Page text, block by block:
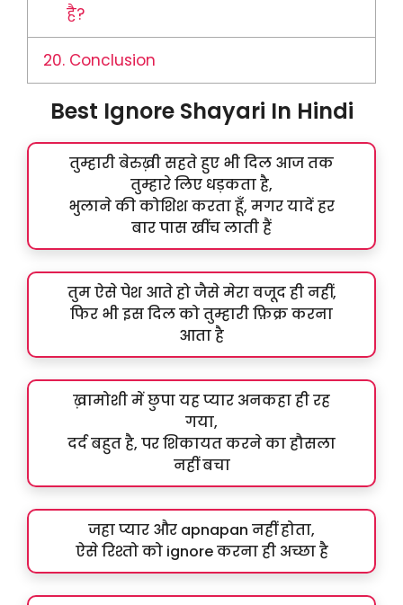
है?
20. Conclusion
Best Ignore Shayari In Hindi
तुम्हारी बेरुख़ी सहते हुए भी दिल आज तक
तुम्हारे लिए धड़कता है,
भुलाने की कोशिश करता हूँ, मगर यादें हर
बार पास खींच लाती हैं
तुम ऐसे पेश आते हो जैसे मेरा वजूद ही नहीं,
फिर भी इस दिल को तुम्हारी फ़िक्र करना
आता है
ख़ामोशी में छुपा यह प्यार अनकहा ही रह
गया,
दर्द बहुत है, पर शिकायत करने का हौसला
नहीं बचा
जहा प्यार और apnapan नहीं होता,
ऐसे रिश्तो को ignore करना ही अच्छा है